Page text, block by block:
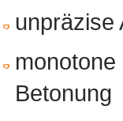
unpräzise
Betonung